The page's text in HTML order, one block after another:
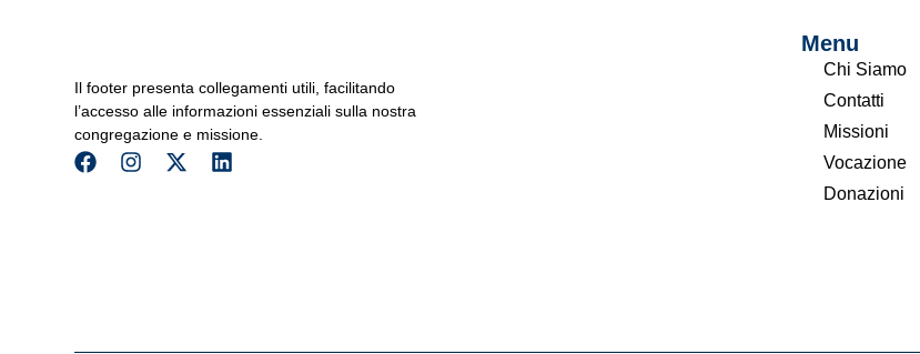
Il footer presenta collegamenti utili, facilitando
l’accesso alle informazioni essenziali sulla nostra
congregazione e missione.
Menu
Chi Siamo
Contatti
Missioni
Vocazione
Donazioni